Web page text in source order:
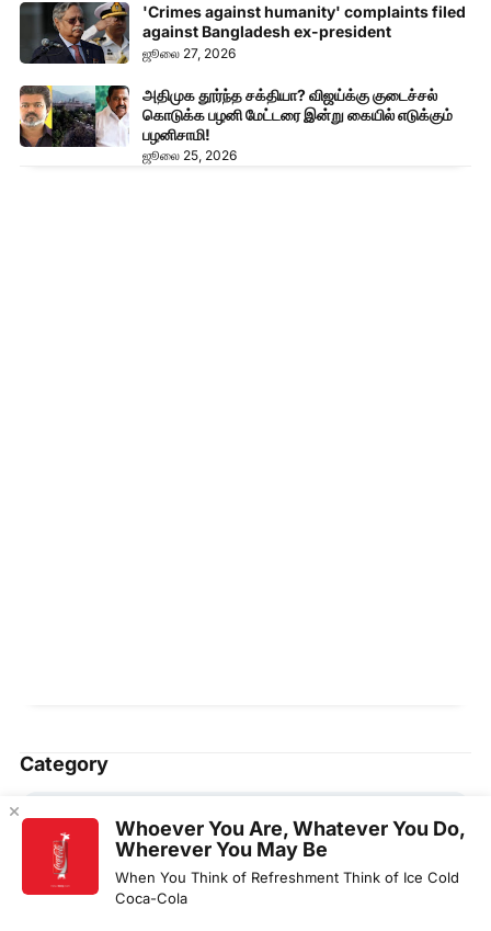
'Crimes against humanity' complaints filed
against Bangladesh ex-president
ஜூலை 27, 2026
அதிமுக தூர்ந்த சக்தியா? விஜய்க்கு குடைச்சல்
கொடுக்க பழனி மேட்டரை இன்று கையில் எடுக்கும்
பழனிசாமி!
ஜூலை 25, 2026
Category
How To
Whoever You Are, Whatever You Do,
Wherever You May Be
When You Think of Refreshment Think of Ice Cold
Coca-Cola